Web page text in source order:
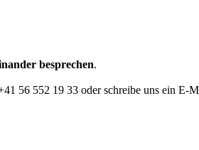
besprechen.
56 552 19 33 oder schreibe uns ein E-